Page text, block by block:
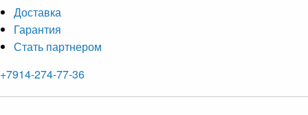
Доставка
Гарантия
Стать партнером
+7914-274-77-36